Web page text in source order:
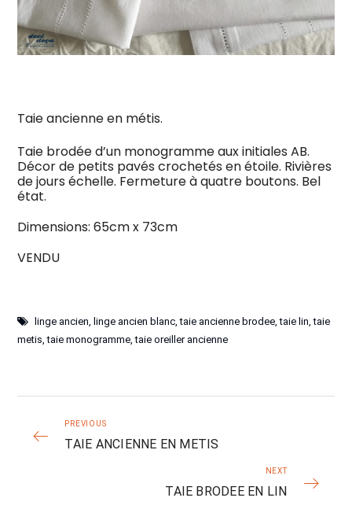
Taie ancienne en métis.
Taie brodée d’un monogramme aux initiales AB.
Décor de petits pavés crochetés en étoile. Rivières
de jours échelle. Fermeture à quatre boutons. Bel
état.
Dimensions: 65cm x 73cm
VENDU
linge ancien, linge ancien blanc,taie ancienne brodee,taie lin,taie
metis,taie monogramme,taie oreiller ancienne
PREVIOUS
TAIE ANCIENNE EN METIS
NEXT
TAIE BRODEE EN LIN